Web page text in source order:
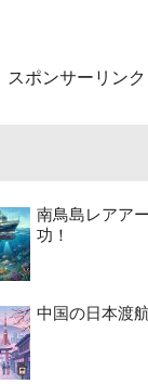
スポンサーリンク
南鳥島レアア
功！
中国の日本渡